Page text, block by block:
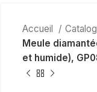
Accueil
Meule
et humide),